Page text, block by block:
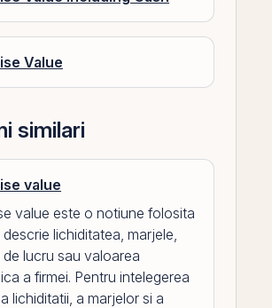
Value
similari
value
value este o notiune folosita
lichiditatea, marjele,
de lucru sau valoarea
a firmei. Pentru intelegerea
lichiditatii, a marjelor si a